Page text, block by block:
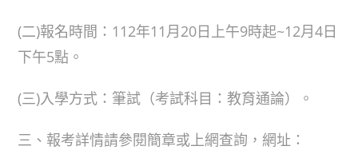
(二)報名時間：112年11月20日上午9時起~12月4日
下午5點。
(三)入學方式：筆試（考試科目：教育通論）。
三、報考詳情請參閱簡章或上網查詢，網址：